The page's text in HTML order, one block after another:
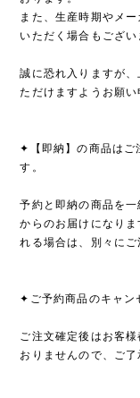
また、生産時期やメ
いただく場合もござい
誠に恐れ入りますが
ただけますようお願い
✦【即納】の商品はご
す。
予約と即納の商品を
からのお届けになり
れる場合は、別々に
✦ご予約商品のキャン
ご注文確定後はお客
おりませんので、ご了